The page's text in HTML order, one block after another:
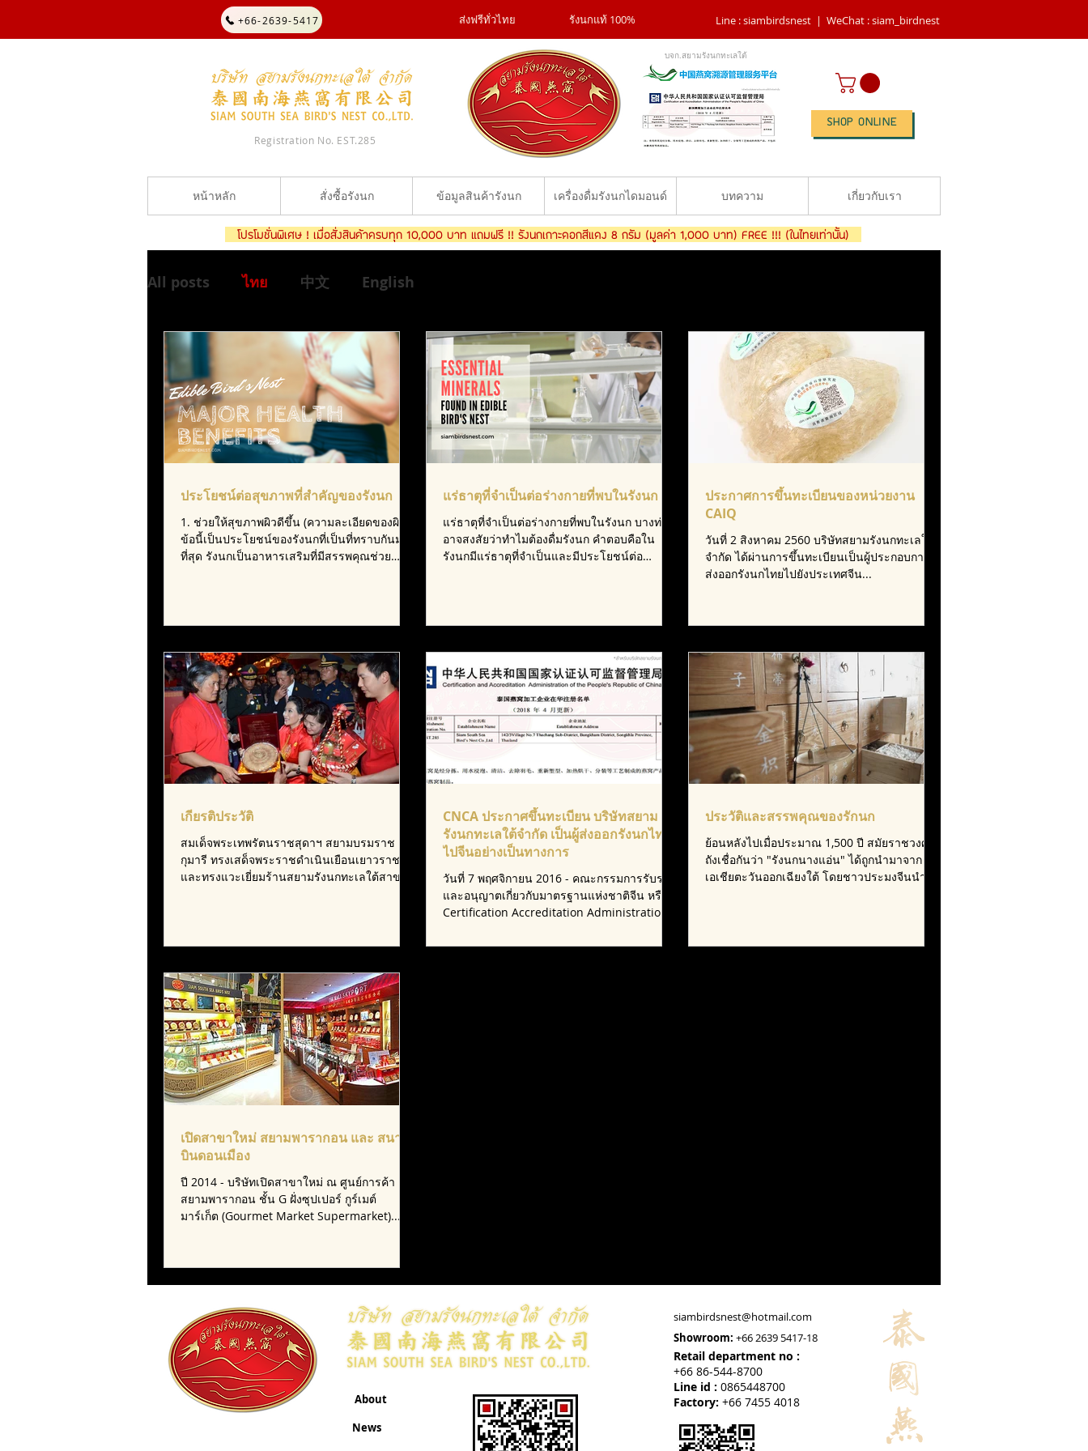
+66-2639-5417 ส่งฟรีทั่วไทย รังนกแท้ 100% Line : siambirdsnest | WeChat : siam_birdnest
Registration No. EST.285
บจก.สยามรังนกทะเลใต้
SHOP ONLINE
หน้าหลัก สั่งซื้อรังนก ข้อมูลสินค้ารังนก เครื่องดื่มรังนกไดมอนด์ บทความ เกี่ยวกับเรา
โปรโมชั่นพิเศษ ! เมื่อสั่งสินค้าครบทุก 10,000 บาท แถมฟรี !! รังนกเกาะดอกสีแดง 8 กรัม (มูลค่า 1,000 บาท) FREE !!! (ในไทยเท่านั้น)
All posts ไทย 中文 English
ประโยชน์ต่อสุขภาพที่สำคัญของรังนก
1. ช่วยให้สุขภาพผิวดีขึ้น (ความละเอียดของผิว)
ข้อนี้เป็นประโยชน์ของรังนกที่เป็นที่ทราบกันมาก
ที่สุด รังนกเป็นอาหารเสริมที่มีสรรพคุณช่วย
แร่ธาตุที่จำเป็นต่อร่างกายที่พบในรังนก
แร่ธาตุที่จำเป็นต่อร่างกายที่พบในรังนก บางท่าน
อาจสงสัยว่าทำไมต้องดื่มรังนก คำตอบคือใน
รังนกมีแร่ธาตุที่จำเป็นและมีประโยชน์ต่อ
ประกาศการขึ้นทะเบียนของหน่วยงาน
CAIQ
วันที่ 2 สิงหาคม 2560 บริษัทสยามรังนกทะเลใต้
จำกัด ได้ผ่านการขึ้นทะเบียนเป็นผู้ประกอบการ
ส่งออกรังนกไทยไปยังประเทศจีน...
เกียรติประวัติ
สมเด็จพระเทพรัตนราชสุดาฯ สยามบรมราช
กุมารี ทรงเสด็จพระราชดำเนินเยือนเยาวราช
และทรงแวะเยี่ยมร้านสยามรังนกทะเลใต้สาขา
CNCA ประกาศขึ้นทะเบียน บริษัทสยาม
รังนกทะเลใต้จำกัด เป็นผู้ส่งออกรังนกไทย
ไปจีนอย่างเป็นทางการ
วันที่ 7 พฤศจิกายน 2016 - คณะกรรมการรับรอง
และอนุญาตเกี่ยวกับมาตรฐานแห่งชาติจีน หรือ
Certification Accreditation Administration
ประวัติและสรรพคุณของรักนก
ย้อนหลังไปเมื่อประมาณ 1,500 ปี สมัยราชวงศ์
ถังเชื่อกันว่า "รังนกนางแอ่น" ได้ถูกนำมาจาก
เอเชียตะวันออกเฉียงใต้ โดยชาวประมงจีนนำมา
เปิดสาขาใหม่ สยามพารากอน และ สนาม
บินดอนเมือง
ปี 2014 - บริษัทเปิดสาขาใหม่ ณ ศูนย์การค้า
สยามพารากอน ชั้น G ฝั่งซุปเปอร์ กูร์เมต์
มาร์เก็ต (Gourmet Market Supermarket)...
About
News
siambirdsnest@hotmail.com
Showroom: +66 2639 5417-18
Retail department no :
+66 86-544-8700
Line id : 0865448700
Factory: +66 7455 4018